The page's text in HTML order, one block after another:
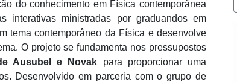
do conhecimento em Física contemporânea
interativas ministradas por graduandos em
tema contemporâneo da Física e desenvolve
O projeto se fundamenta nos pressupostos
Ausubel e Novak para proporcionar uma
Desenvolvido em parceria com o grupo de